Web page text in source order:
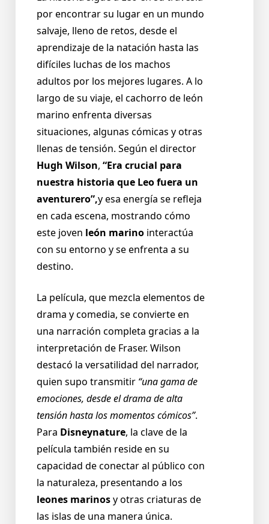
por encontrar su lugar en un mundo
salvaje, lleno de retos, desde el
aprendizaje de la natación hasta las
difíciles luchas de los machos
adultos por los mejores lugares. A lo
largo de su viaje, el cachorro de león
marino enfrenta diversas
situaciones, algunas cómicas y otras
llenas de tensión. Según el director
Hugh Wilson, “Era crucial para
nuestra historia que Leo fuera un
aventurero”,y esa energía se refleja
en cada escena, mostrando cómo
este joven león marino interactúa
con su entorno y se enfrenta a su
destino.
La película, que mezcla elementos de
drama y comedia, se convierte en
una narración completa gracias a la
interpretación de Fraser. Wilson
destacó la versatilidad del narrador,
quien supo transmitir “una gama de
emociones, desde el drama de alta
tensión hasta los momentos cómicos”.
Para Disneynature, la clave de la
película también reside en su
capacidad de conectar al público con
la naturaleza, presentando a los
leones marinosy otras criaturas de
las islas de una manera única.